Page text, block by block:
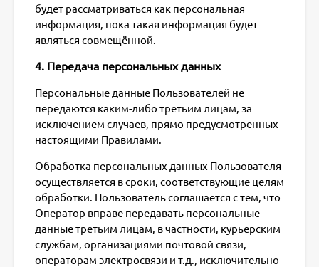
будет рассматриваться как персональная
информация, пока такая информация будет
являться совмещённой.
4. Передача персональных данных
Персональные данные Пользователей не
передаются каким-либо третьим лицам, за
исключением случаев, прямо предусмотренных
настоящими Правилами.
Обработка персональных данных Пользователя
осуществляется в сроки, соответствующие целям
обработки. Пользователь соглашается с тем, что
Оператор вправе передавать персональные
данные третьим лицам, в частности, курьерским
службам, организациями почтовой связи,
операторам электросвязи и т.д., исключительно